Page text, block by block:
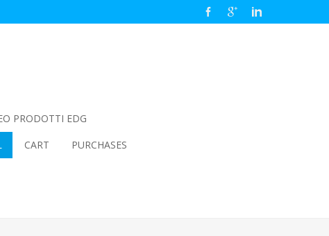
PRODOTTI EDG
CART
PURCHASES